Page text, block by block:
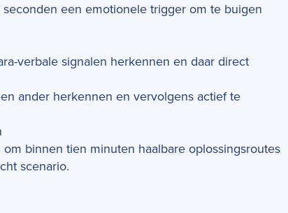
een emotionele trigger om te buigen
verbale signalen herkennen en daar direct
ander herkennen en vervolgens actief te
binnen tien minuten haalbare oplossingsroutes
scenario.